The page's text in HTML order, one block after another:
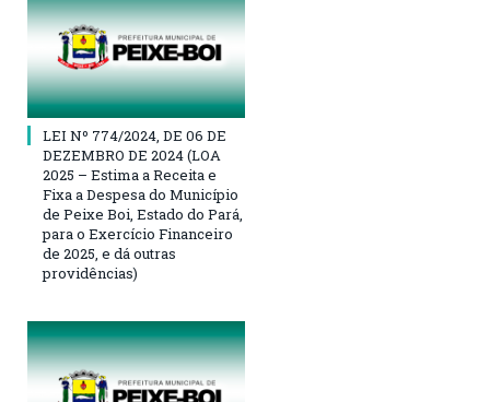
LEI Nº 774/2024, DE 06 DE
DEZEMBRO DE 2024 (LOA
2025 – Estima a Receita e
Fixa a Despesa do Município
de Peixe Boi, Estado do Pará,
para o Exercício Financeiro
de 2025, e dá outras
providências)